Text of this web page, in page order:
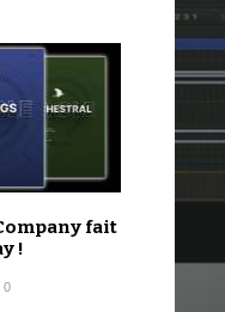
fait
!
0